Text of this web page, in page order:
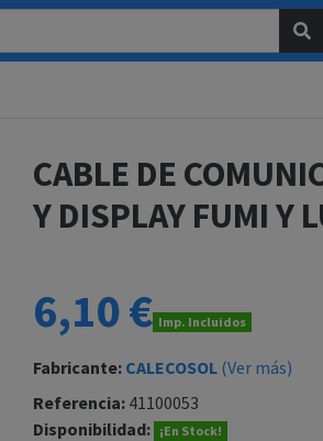
CABLE DE
Y DISPLAY FUMI Y
6,10 € Imp. Incluidos
Fabricante: CALECOSOL (Ver más)
Referencia: 41100053
Disponibilidad: ¡En Stock!